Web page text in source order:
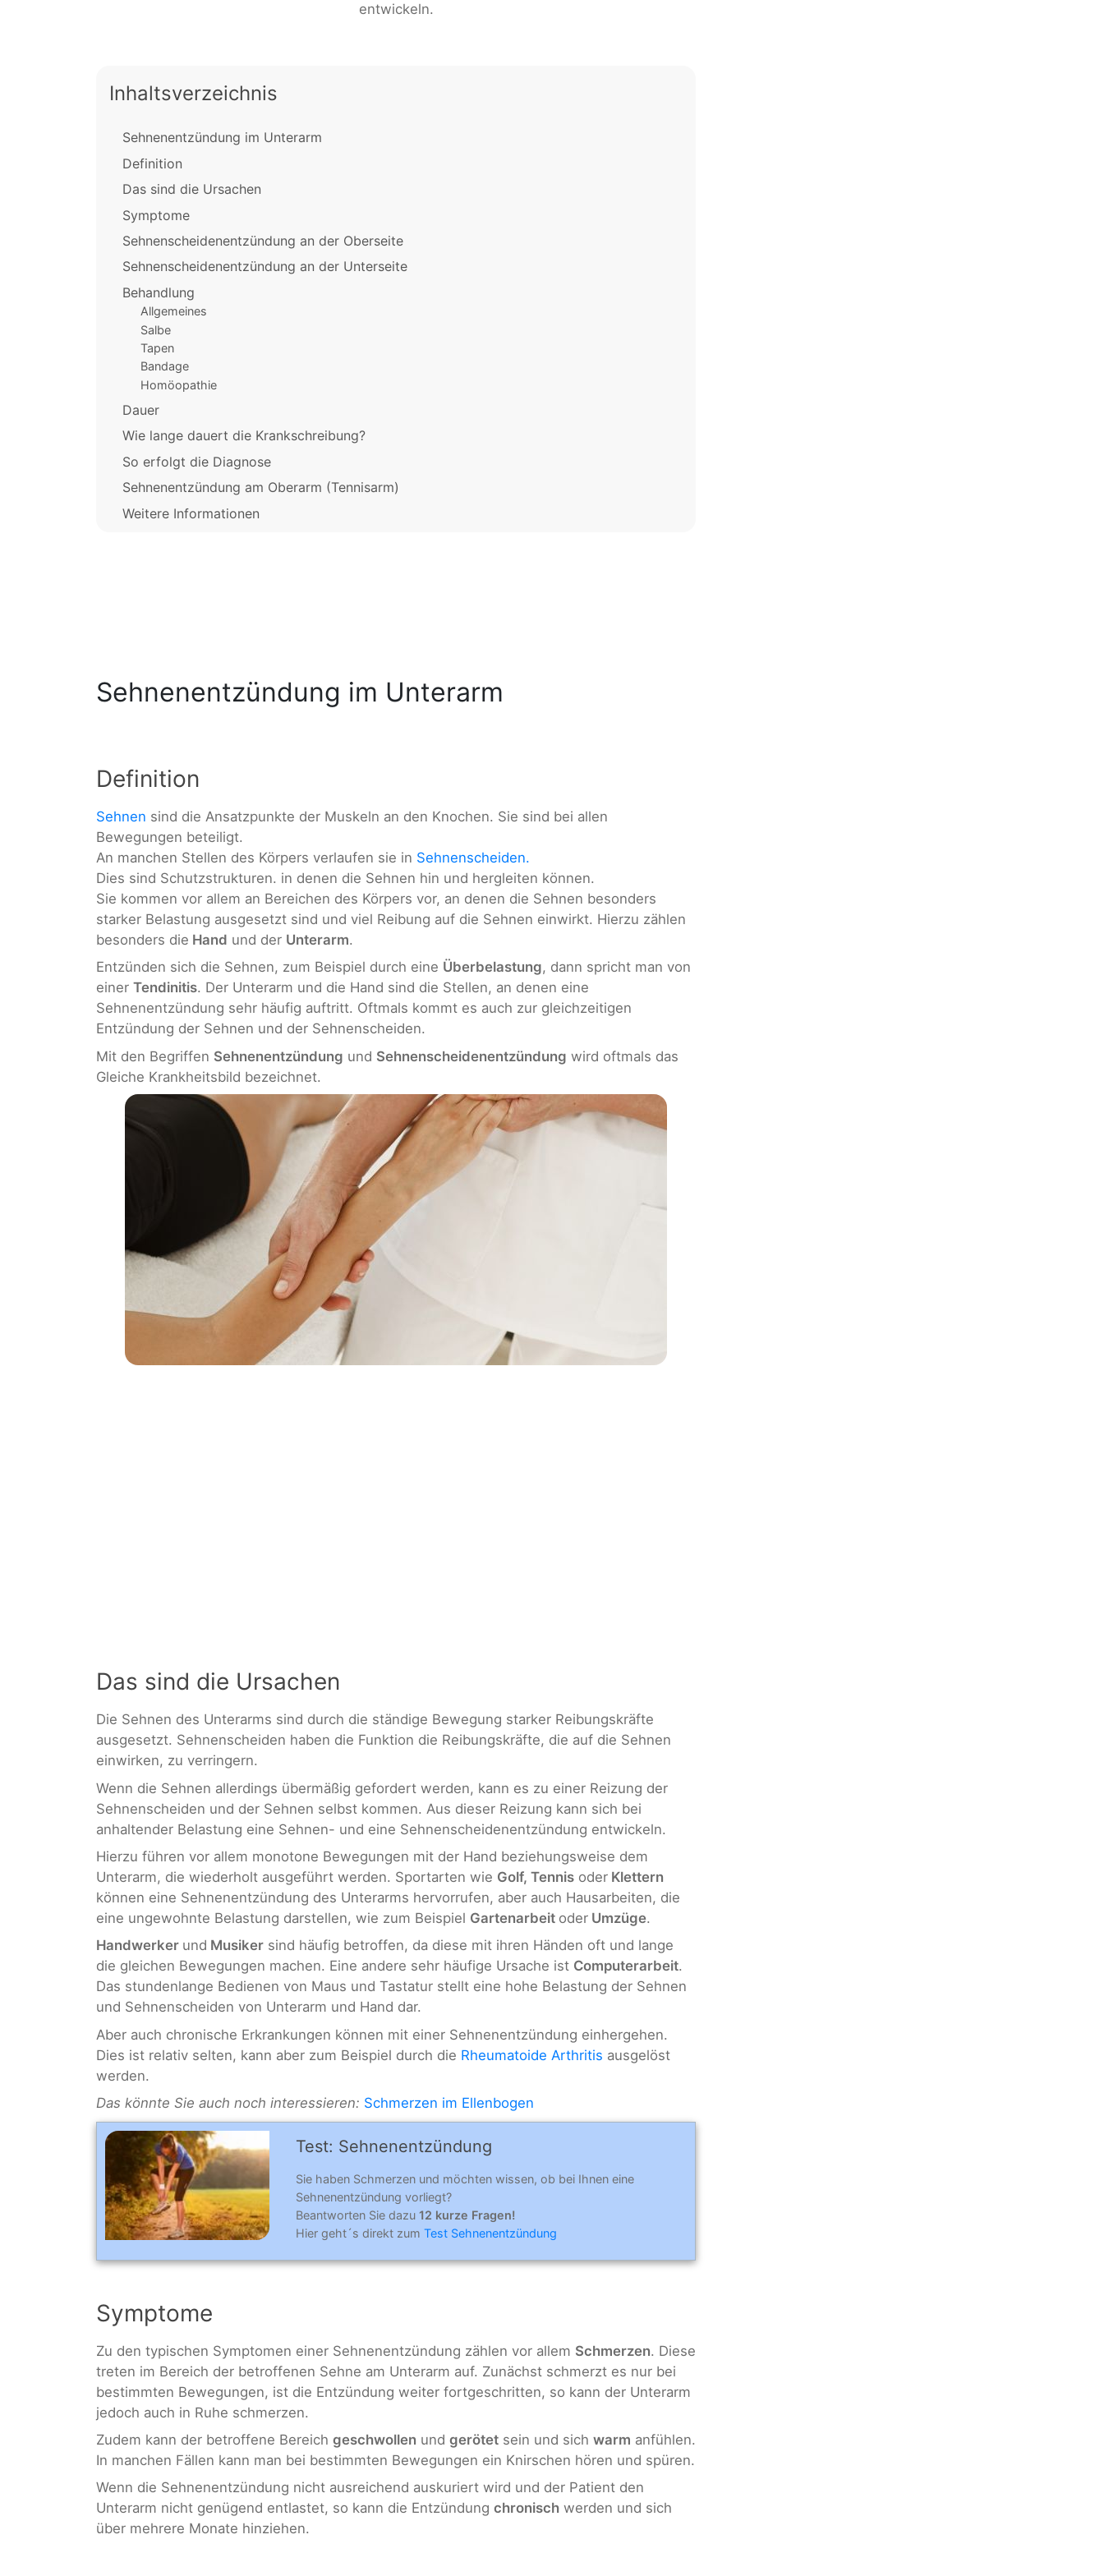
entwickeln.
Inhaltsverzeichnis
Sehnenentzündung im Unterarm
Definition
Das sind die Ursachen
Symptome
Sehnenscheidenentzündung an der Oberseite
Sehnenscheidenentzündung an der Unterseite
Behandlung
Allgemeines
Salbe
Tapen
Bandage
Homöopathie
Dauer
Wie lange dauert die Krankschreibung?
So erfolgt die Diagnose
Sehnenentzündung am Oberarm (Tennisarm)
Weitere Informationen
Sehnenentzündung im Unterarm
Definition
Sehnen sind die Ansatzpunkte der Muskeln an den Knochen. Sie sind bei allen
Bewegungen beteiligt.
An manchen Stellen des Körpers verlaufen sie in Sehnenscheiden.
Dies sind Schutzstrukturen. in denen die Sehnen hin und hergleiten können.
Sie kommen vor allem an Bereichen des Körpers vor, an denen die Sehnen besonders
starker Belastung ausgesetzt sind und viel Reibung auf die Sehnen einwirkt. Hierzu zählen
besonders die Hand und der Unterarm.
Entzünden sich die Sehnen, zum Beispiel durch eine Überbelastung, dann spricht man von
einer Tendinitis. Der Unterarm und die Hand sind die Stellen, an denen eine
Sehnenentzündung sehr häufig auftritt. Oftmals kommt es auch zur gleichzeitigen
Entzündung der Sehnen und der Sehnenscheiden.
Mit den Begriffen Sehnenentzündung und Sehnenscheidenentzündung wird oftmals das
Gleiche Krankheitsbild bezeichnet.
Das sind die Ursachen
Die Sehnen des Unterarms sind durch die ständige Bewegung starker Reibungskräfte
ausgesetzt. Sehnenscheiden haben die Funktion die Reibungskräfte, die auf die Sehnen
einwirken, zu verringern.
Wenn die Sehnen allerdings übermäßig gefordert werden, kann es zu einer Reizung der
Sehnenscheiden und der Sehnen selbst kommen. Aus dieser Reizung kann sich bei
anhaltender Belastung eine Sehnen- und eine Sehnenscheidenentzündung entwickeln.
Hierzu führen vor allem monotone Bewegungen mit der Hand beziehungsweise dem
Unterarm, die wiederholt ausgeführt werden. Sportarten wie Golf, Tennis oder Klettern
können eine Sehnenentzündung des Unterarms hervorrufen, aber auch Hausarbeiten, die
eine ungewohnte Belastung darstellen, wie zum Beispiel Gartenarbeit oder Umzüge.
Handwerker und Musiker sind häufig betroffen, da diese mit ihren Händen oft und lange
die gleichen Bewegungen machen. Eine andere sehr häufige Ursache ist Computerarbeit.
Das stundenlange Bedienen von Maus und Tastatur stellt eine hohe Belastung der Sehnen
und Sehnenscheiden von Unterarm und Hand dar.
Aber auch chronische Erkrankungen können mit einer Sehnenentzündung einhergehen.
Dies ist relativ selten, kann aber zum Beispiel durch die Rheumatoide Arthritis ausgelöst
werden.
Das könnte Sie auch noch interessieren: Schmerzen im Ellenbogen
Test: Sehnenentzündung
Sie haben Schmerzen und möchten wissen, ob bei Ihnen eine
Sehnenentzündung vorliegt?
Beantworten Sie dazu 12 kurze Fragen!
Hier geht´s direkt zum Test Sehnenentzündung
Symptome
Zu den typischen Symptomen einer Sehnenentzündung zählen vor allem Schmerzen. Diese
treten im Bereich der betroffenen Sehne am Unterarm auf. Zunächst schmerzt es nur bei
bestimmten Bewegungen, ist die Entzündung weiter fortgeschritten, so kann der Unterarm
jedoch auch in Ruhe schmerzen.
Zudem kann der betroffene Bereich geschwollen und gerötet sein und sich warm anfühlen.
In manchen Fällen kann man bei bestimmten Bewegungen ein Knirschen hören und spüren.
Wenn die Sehnenentzündung nicht ausreichend auskuriert wird und der Patient den
Unterarm nicht genügend entlastet, so kann die Entzündung chronisch werden und sich
über mehrere Monate hinziehen.